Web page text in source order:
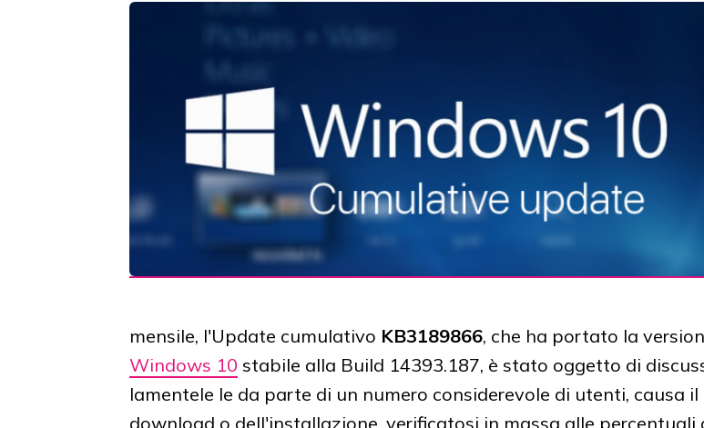
mensile, l'Update cumulativo KB3189866, che ha portato la
Windows 10 stabile alla Build 14393.187, è stato oggetto di
lamentele le da parte di un numero considerevole di utenti, causa il
download o dell'installazione, verificatosi in massa alle percentuali